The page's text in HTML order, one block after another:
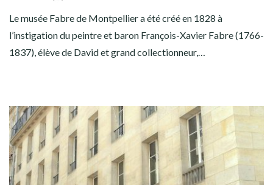
Le musée Fabre de Montpellier a été créé en 1828 à
l’instigation du peintre et baron François-Xavier Fabre (1766-
1837), élève de David et grand collectionneur,…